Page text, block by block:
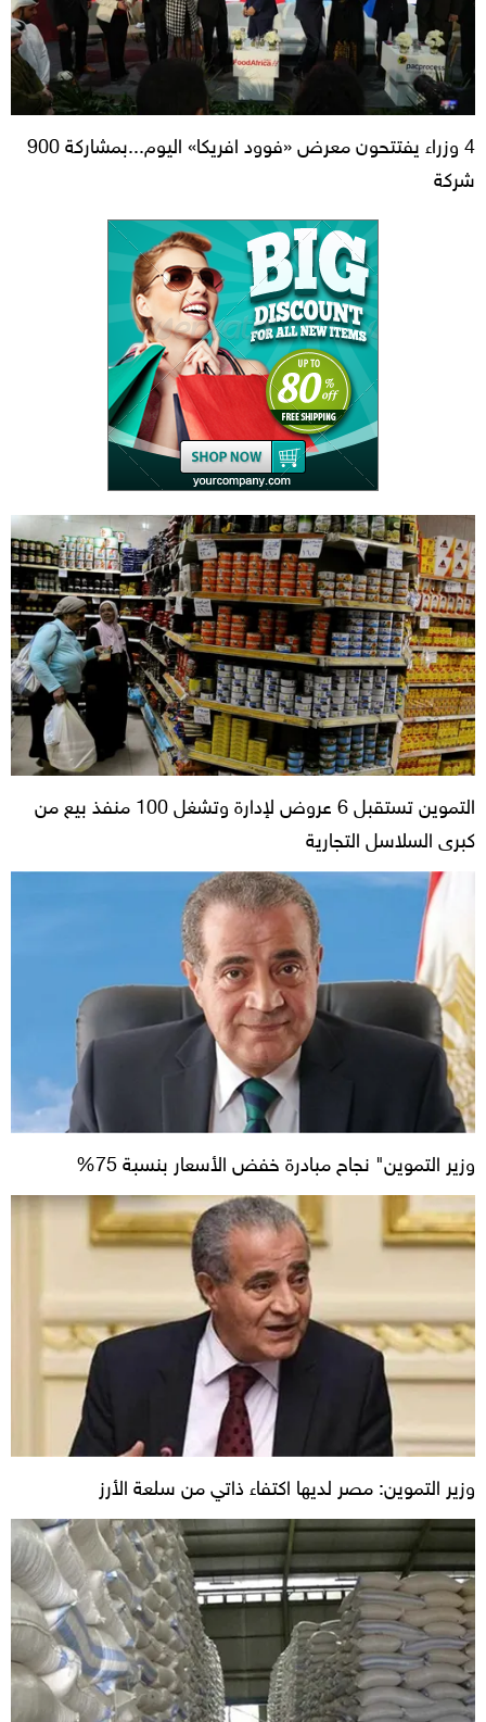
4 وزراء يفتتحون معرض «فوود افريكا» اليوم...بمشاركة 900
شركة
التموين تستقبل 6 عروض لإدارة وتشغل 100 منفذ بيع من
كبرى السلاسل التجارية
وزير التموين" نجاح مبادرة خفض الأسعار بنسبة 75%
وزير التموين: مصر لديها اكتفاء ذاتي من سلعة الأرز